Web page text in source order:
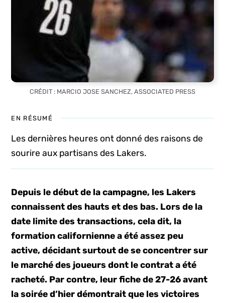
CRÉDIT : MARCIO JOSE SANCHEZ, ASSOCIATED PRESS
EN RÉSUMÉ
Les dernières heures ont donné des raisons de
sourire aux partisans des Lakers.
Depuis le début de la campagne, les Lakers
connaissent des hauts et des bas. Lors de la
date limite des transactions, cela dit, la
formation californienne a été assez peu
active, décidant surtout de se concentrer sur
le marché des joueurs dont le contrat a été
racheté. Par contre, leur fiche de 27-26 avant
la soirée d’hier démontrait que les victoires